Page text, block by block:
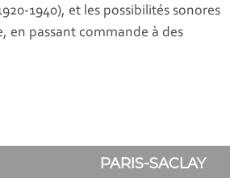
1940), et les possibilités sonores
en passant commande à des
PARIS-SACLAY